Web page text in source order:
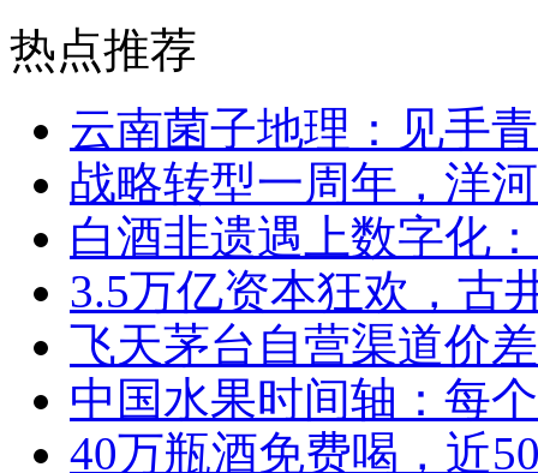
热点推荐
云南菌子地理：见手
战略转型一周年，洋
白酒非遗遇上数字化
3.5万亿资本狂欢，古
飞天茅台自营渠道价
中国水果时间轴：每
40万瓶酒免费喝，近